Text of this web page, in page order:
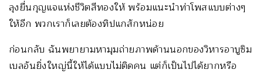
ลุงยื่นกุญแจแห่งชีวิตสีทองให้ พร้อมแนะนำท่าโพสแบบต่างๆ
ให้อีก พวกเราก็เลยต้องทิปแกสักหน่อย
ก่อนกลับ ฉันพยายามหามุมถ่ายภาพด้านนอกของวิหารอาบูซิม
เบลอันยิ่งใหญ่นี้ให้ได้แบบไม่ติดคน แต่ก็เป็นไปได้ยากหรือ